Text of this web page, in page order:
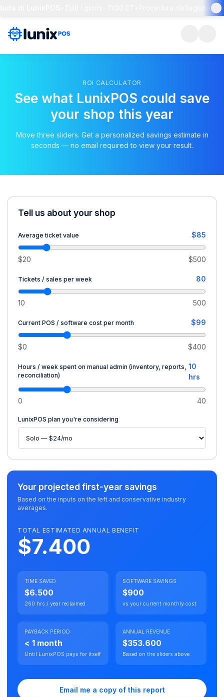
Procedura dettagliata di
ROI CALCULATOR
See what LunixPOS could save
your shop this year
Move three sliders. Get a personalized savings estimate in
seconds — no email required to view your result.
Tell us about your shop
Average ticket value $85
$20 $500
Tickets / sales per week 80
10 500
Current POS / software cost per month $99
$0 $400
Hours / week spent on manual admin (inventory, reports,
reconciliation)
10
hrs
0 40
LunixPOS plan you're considering
Your projected first-year savings
Based on the inputs on the left and conservative industry
averages.
TOTAL ESTIMATED ANNUAL BENEFIT
$7.400
TIME SAVED
$6.500
260 hrs / year reclaimed
SOFTWARE SAVINGS
$900
vs your current monthly cost
PAYBACK PERIOD
< 1 month
Until LunixPOS pays for itself
ANNUAL REVENUE
$353.600
Based on the sliders above
Email me a copy of this report